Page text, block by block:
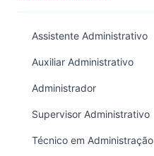
Assistente Administrativo
Auxiliar Administrativo
Administrador
Supervisor Administrativo
Técnico em Administração